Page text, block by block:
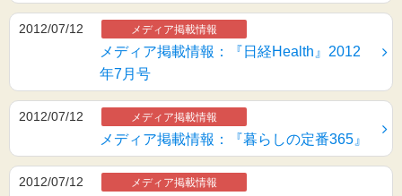
2012/07/12 メディア掲載情報
メディア掲載情報：『日経Health』2012
年7月号
2012/07/12 メディア掲載情報
メディア掲載情報：『暮らしの定番365』
2012/07/12 メディア掲載情報